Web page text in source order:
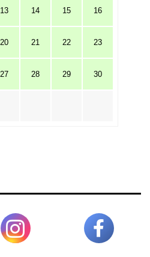
13 14 15 16
20 21 22 23
27 28 29 30